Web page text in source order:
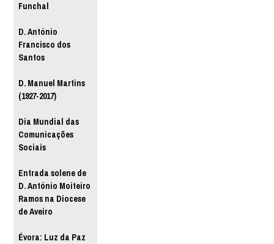
Funchal
D. António
Francisco dos
Santos
D. Manuel Martins
(1927-2017)
Dia Mundial das
Comunicações
Sociais
Entrada solene de
D. António Moiteiro
Ramos na Diocese
de Aveiro
Évora: Luz da Paz